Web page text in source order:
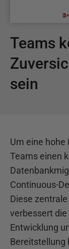
Teams
sein
Um eine hohe
Teams einen
Continuous-
Diese
verbessert
Entwicklung
Bereitstellung